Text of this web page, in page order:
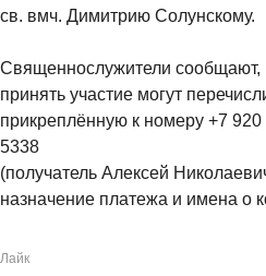
св. вмч. Димитрию Солунскому.
Священнослужители
принять участие могут
прикреплённую к номеру +7
5338
(получатель Алексей
назначение платежа и имена о
Лайк